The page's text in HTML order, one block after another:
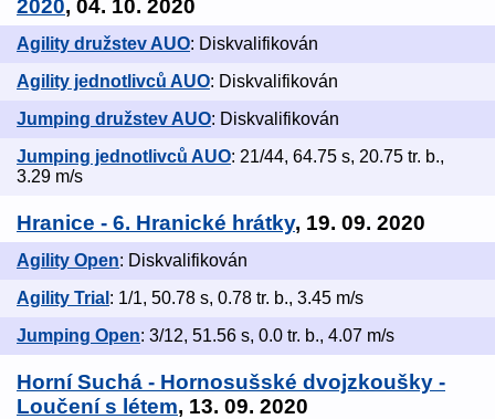
2020, 04. 10. 2020
Agility družstev AUO: Diskvalifikován
Agility jednotlivců AUO: Diskvalifikován
Jumping družstev AUO: Diskvalifikován
Jumping jednotlivců AUO: 21/44, 64.75 s, 20.75 tr. b.,
3.29 m/s
Hranice - 6. Hranické hrátky, 19. 09. 2020
Agility Open: Diskvalifikován
Agility Trial : 1/1, 50.78 s, 0.78 tr. b., 3.45 m/s
Jumping Open: 3/12, 51.56 s, 0.0 tr. b., 4.07 m/s
Horní Suchá - Hornosušské dvojzkoušky -
Loučení s létem, 13. 09. 2020